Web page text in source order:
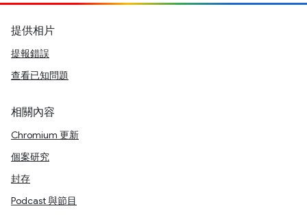
提供相片
提報錯誤
查看已知問題
相關內容
Chromium 更新
個案研究
封存
Podcast 與節目